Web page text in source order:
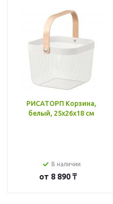
РИСАТОРП Корзина,
белый, 25x26x18 см
В наличии
от 8 890 ₸